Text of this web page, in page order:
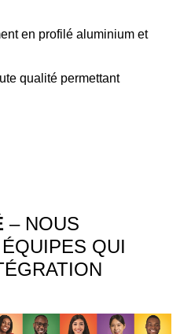
en profilé aluminium et
qualité permettant
– NOUS
QUI